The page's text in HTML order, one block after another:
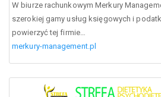
W biurze rachunkowym Merkury
szerokiej gamy usług księgowych i
powierzyć tej firmie…
merkury-management.pl